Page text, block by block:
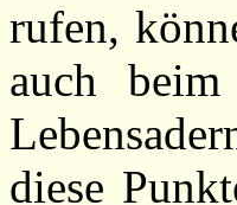
rufen,
auch
diese